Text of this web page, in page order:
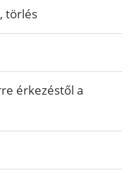
törlés
érkezéstől a